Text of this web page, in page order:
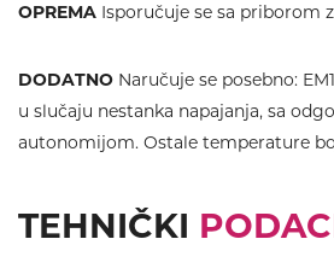
OPREMA Isporučuje se sa priborom
DODATNO Naručuje se posebno:
u slučaju nestanka napajanja, sa
autonomijom. Ostale temperature
TEHNIČKI